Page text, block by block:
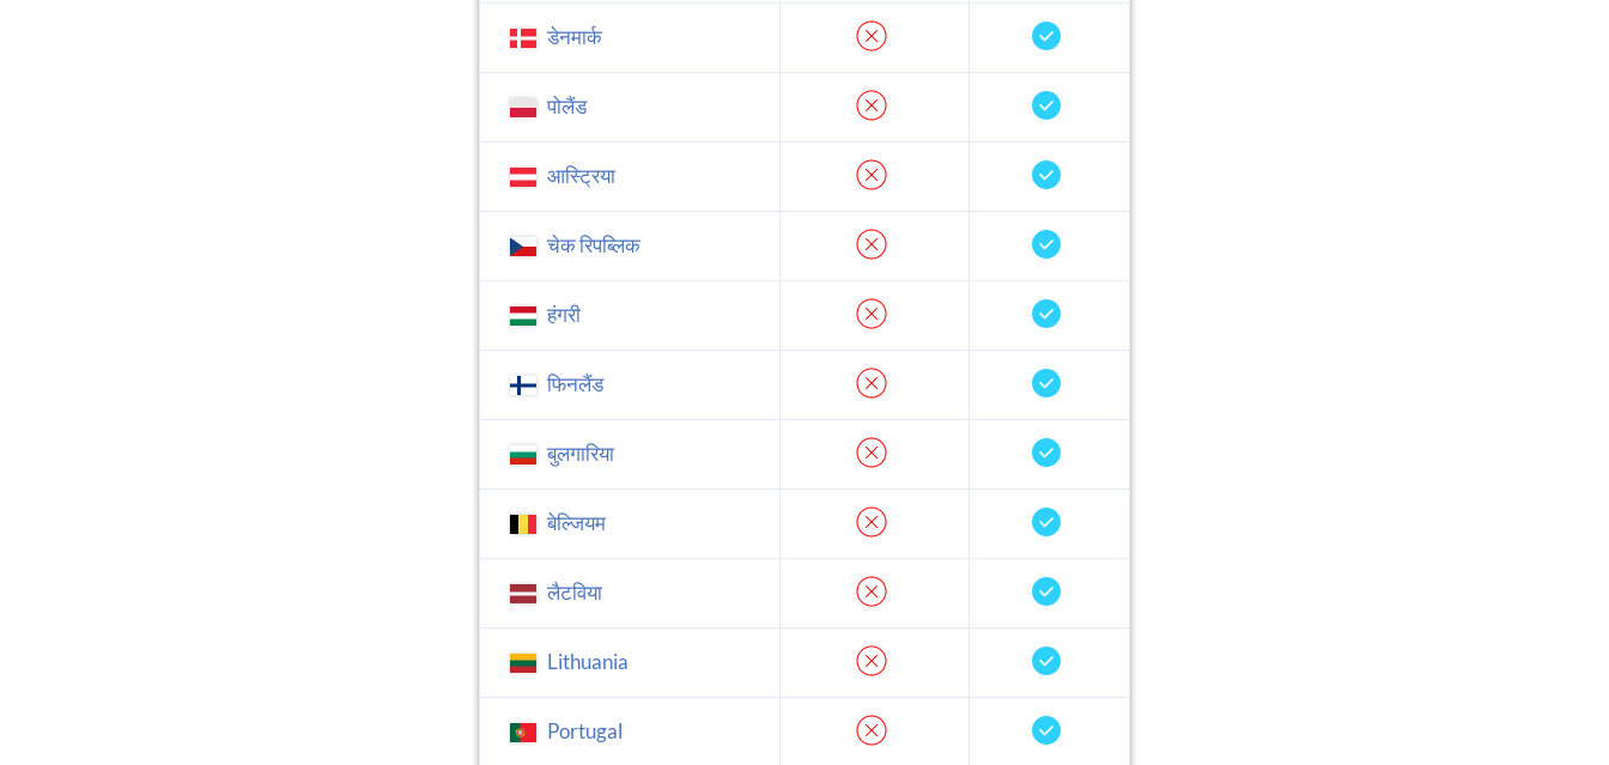
डेनमार्क
पोलैंड
आस्ट्रिया
चेक रिपब्लिक
हंगरी
फिनलैंड
बुलगारिया
बेल्जियम
लैटविया
Lithuania
Portugal